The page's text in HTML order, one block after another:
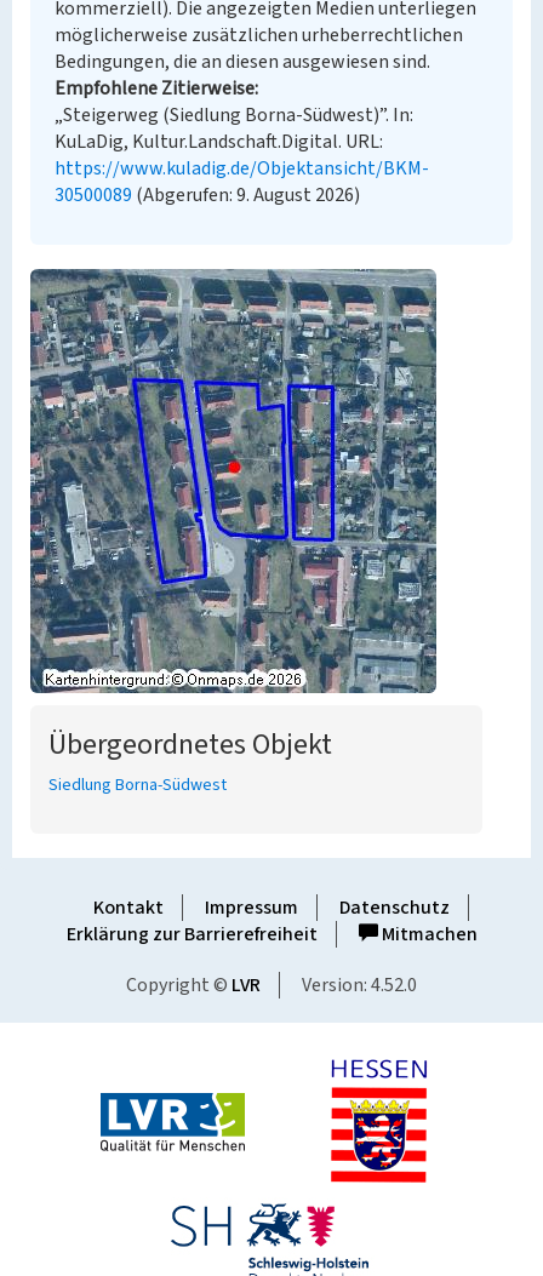
kommerziell). Die angezeigten Medien unterliegen
möglicherweise zusätzlichen urheberrechtlichen
Bedingungen, die an diesen ausgewiesen sind.
Empfohlene Zitierweise
„Steigerweg (Siedlung Borna-Südwest)”. In:
KuLaDig, Kultur.Landschaft.Digital. URL:
https://www.kuladig.de/Objektansicht/BKM-
30500089 (Abgerufen: 9. August 2026)
Übergeordnetes Objekt
Siedlung Borna-Südwest
Kontakt Impressum
Datenschutz
Erklärung zur Barrierefreiheit
Mitmachen
Copyright © LVR Version: 4.52.0